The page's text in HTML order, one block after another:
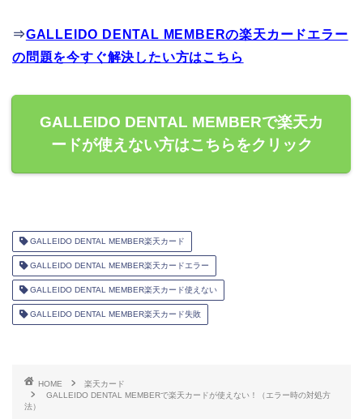
⇒GALLEIDO DENTAL MEMBERの楽天カードエラー
の問題を今すぐ解決したい方はこちら
GALLEIDO DENTAL MEMBERで楽天カ
ードが使えない方はこちらをクリック
GALLEIDO DENTAL MEMBER楽天カード
GALLEIDO DENTAL MEMBER楽天カードエラー
GALLEIDO DENTAL MEMBER楽天カード使えない
GALLEIDO DENTAL MEMBER楽天カード失敗
HOME
楽天カード
GALLEIDO DENTAL MEMBERで楽天カードが使えない！（エラー時の対処方
法）